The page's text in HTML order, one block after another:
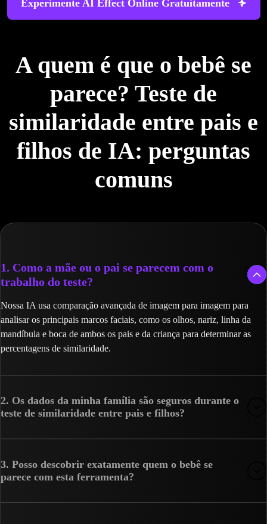
Experimente AI Effect Online Gratuitamente
A quem é que o bebê se
parece? Teste de
similaridade entre pais e
filhos de IA: perguntas
comuns
1. Como a mãe ou o pai se parecem com o
trabalho do teste?
Nossa IA usa comparação avançada de imagem para imagem para
analisar os principais marcos faciais, como os olhos, nariz, linha da
mandíbula e boca de ambos os pais e da criança para determinar as
percentagens de similaridade.
2. Os dados da minha família são seguros durante o
teste de similaridade entre pais e filhos?
3. Posso descobrir exatamente quem o bebê se
parece com esta ferramenta?